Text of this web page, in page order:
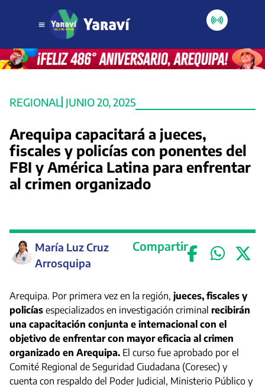
REGIONAL JUNIO 20, 2025
Arequipa capacitará a jueces,
fiscales y policías con ponentes del
FBI y América Latina para enfrentar
al crimen organizado
María Luz Cruz
Arrosquipa
Compartir
Arequipa. Por primera vez en la región, jueces, fiscales y
policías especializados en investigación criminal recibirán
una capacitación conjunta e internacional con el
objetivo de enfrentar con mayor eficacia al crimen
organizado en Arequipa. El curso fue aprobado por el
Comité Regional de Seguridad Ciudadana (Coresec) y
cuenta con respaldo del Poder Judicial, Ministerio Público y